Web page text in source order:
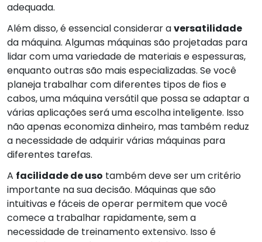
adequada.
Além disso, é essencial considerar aversatilidade
da máquina. Algumas máquinas são projetadas para
lidar com uma variedade de materiais e espessuras,
enquanto outras são mais especializadas. Se você
planeja trabalhar com diferentes tipos de fios e
cabos, uma máquina versátil que possa se adaptar a
várias aplicações será uma escolha inteligente. Isso
não apenas economiza dinheiro, mas também reduz
a necessidade de adquirir várias máquinas para
diferentes tarefas.
A facilidade de uso também deve ser um critério
importante na sua decisão. Máquinas que são
intuitivas e fáceis de operar permitem que você
comece a trabalhar rapidamente, sem a
necessidade de treinamento extensivo. Isso é